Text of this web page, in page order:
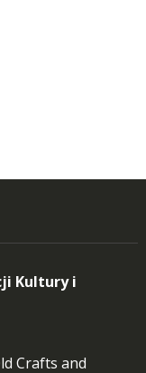
Kultury i
Crafts and